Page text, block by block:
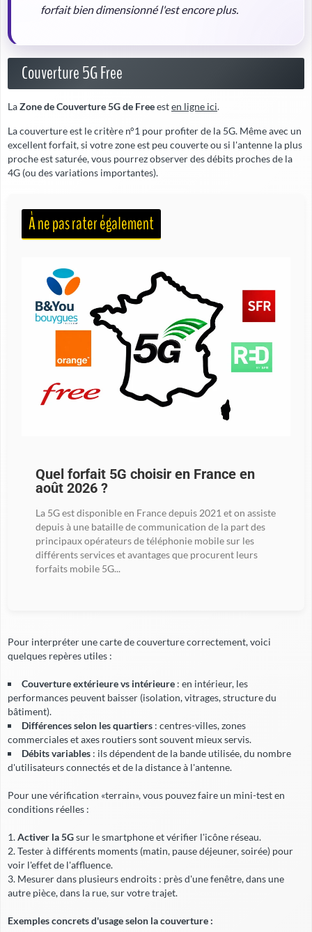
forfait bien dimensionné l'est encore plus.
Couverture 5G Free
LaZone de Couverture 5G de Freeesten ligne ici.
La couverture est le critère n°1 pour profiter de la 5G. Même avec un
excellent forfait, si votre zone est peu couverte ou si l'antenne la plus
proche est saturée, vous pourrez observer des débits proches de la
4G (ou des variations importantes).
À ne pas rater également
Quel forfait 5G choisir en France en
août 2026 ?
La 5G est disponible en France depuis 2021 et on assiste
depuis à une bataille de communication de la part des
principaux opérateurs de téléphonie mobile sur les
différents services et avantages que procurent leurs
forfaits mobile 5G...
Pour interpréter une carte de couverture correctement, voici
quelques repères utiles :
Couverture extérieure vs intérieure : en intérieur, les
performances peuvent baisser (isolation, vitrages, structure du
bâtiment).
Différences selon les quartiers : centres-villes, zones
commerciales et axes routiers sont souvent mieux servis.
Débits variables : ils dépendent de la bande utilisée, du nombre
d'utilisateurs connectés et de la distance à l'antenne.
Pour une vérification «terrain», vous pouvez faire un mini-test en
conditions réelles :
Activer la 5Gsur le smartphone et vérifier l'icône réseau.
Tester à différents moments (matin, pause déjeuner, soirée) pour
voir l'effet de l'affluence.
Mesurer dans plusieurs endroits : près d'une fenêtre, dans une
autre pièce, dans la rue, sur votre trajet.
Exemples concrets d'usage selon la couverture :